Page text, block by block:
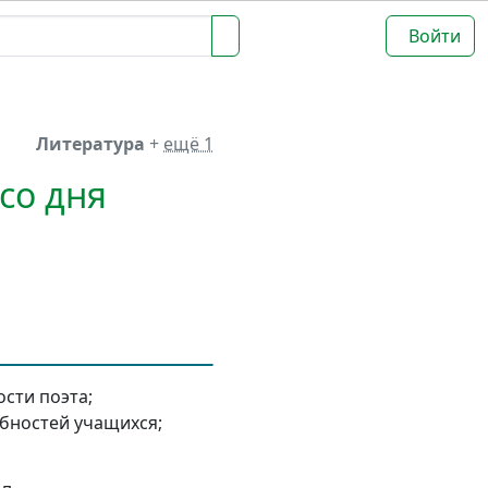
Войти
Литература + ещё 1
дня
поэта;
учащихся;